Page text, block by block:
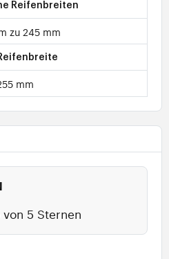
Reifenbreiten
zu 245 mm
mm
von 5 Sternen